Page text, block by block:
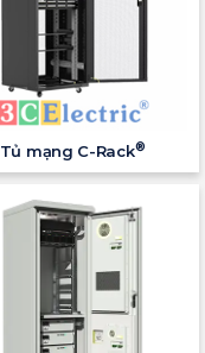
Tủ mạng C-Rack®